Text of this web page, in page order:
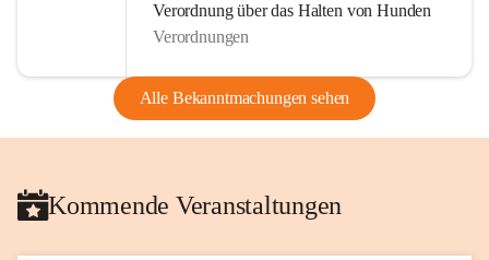
Verordnung über das Halten von Hunden
Verordnungen
Alle Bekanntmachungen sehen
Kommende Veranstaltungen